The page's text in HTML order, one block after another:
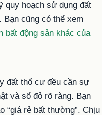
quy hoạch sử dụng đất
Bạn cũng có thể xem
bất động sản khác của
đất thổ cư đều cần sự
và sổ đỏ rõ ràng. Bạn
“giá rẻ bất thường”. Chịu